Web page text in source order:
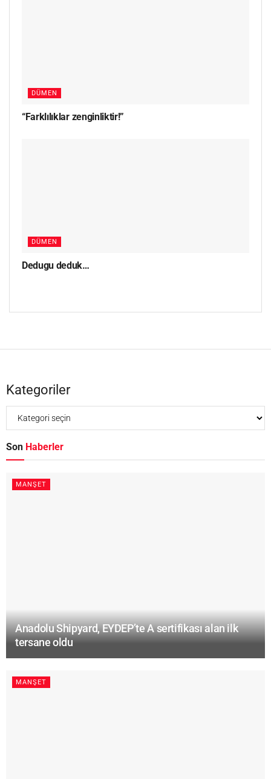
DÜMEN
“Farklılıklar zenginliktir!”
DÜMEN
Dedugu deduk…
Kategoriler
Son Haberler
MANŞET
Anadolu Shipyard, EYDEP’te A sertifikası alan ilk
tersane oldu
MANŞET